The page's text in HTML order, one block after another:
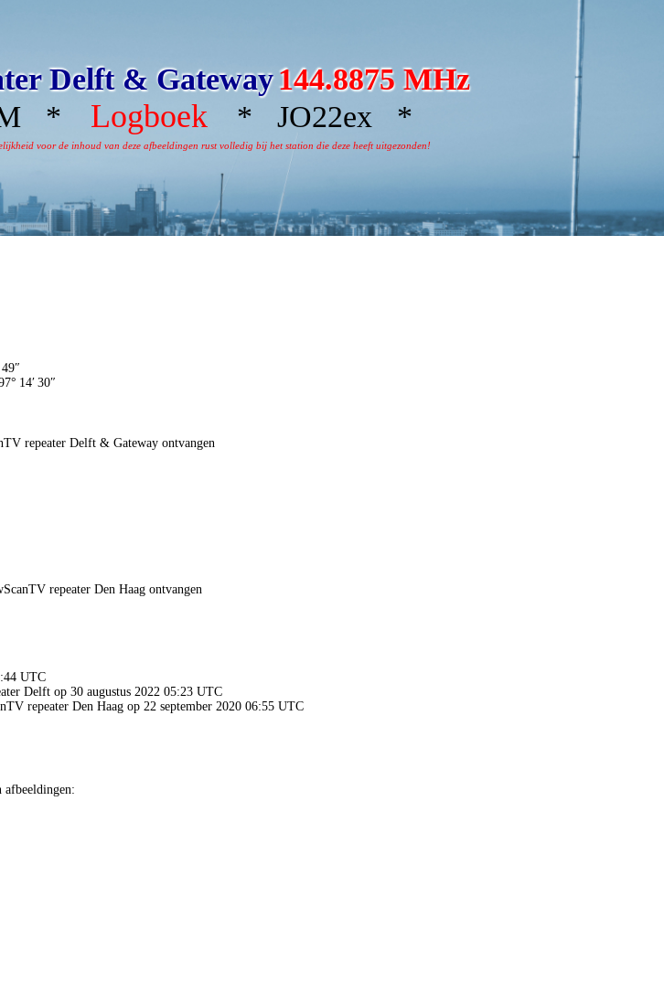
Delft & Gateway144.8875 MHz
* Logboek * JO22ex *
voor de inhoud van deze afbeeldingen rust volledig bij het station die deze heeft uitgezonden!
14′ 30″
repeater Delft & Gateway ontvangen
repeater Den Haag ontvangen
UTC
Delft op 30 augustus 2022 05:23 UTC
repeater Den Haag op 22 september 2020 06:55 UTC